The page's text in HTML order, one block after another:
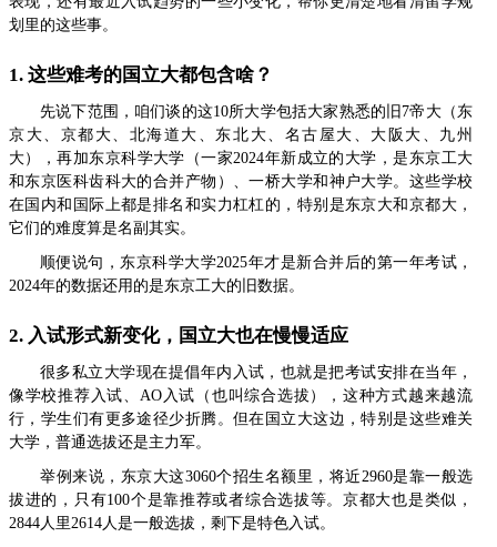
划里的这些事。
1. 这些难考的国立大都包含啥？
先说下范围，咱们谈的这10所大学包括大家熟悉的旧7帝大（东
京大、京都大、北海道大、东北大、名古屋大、大阪大、九州
大），再加东京科学大学（一家2024年新成立的大学，是东京工大
和东京医科齿科大的合并产物）、一桥大学和神户大学。这些学校
在国内和国际上都是排名和实力杠杠的，特别是东京大和京都大，
它们的难度算是名副其实。
顺便说句，东京科学大学2025年才是新合并后的第一年考试，
2024年的数据还用的是东京工大的旧数据。
2. 入试形式新变化，国立大也在慢慢适应
很多私立大学现在提倡年内入试，也就是把考试安排在当年，
像学校推荐入试、AO入试（也叫综合选拔），这种方式越来越流
行，学生们有更多途径少折腾。但在国立大这边，特别是这些难关
大学，普通选拔还是主力军。
举例来说，东京大这3060个招生名额里，将近2960是靠一般选
拔进的，只有100个是靠推荐或者综合选拔等。京都大也是类似，
2844人里2614人是一般选拔，剩下是特色入试。